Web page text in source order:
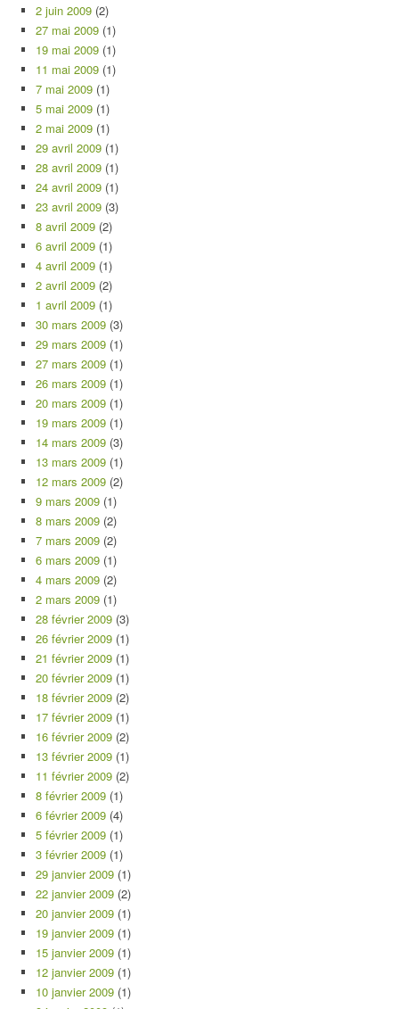
2 juin 2009 (2)
27 mai 2009 (1)
19 mai 2009 (1)
11 mai 2009 (1)
7 mai 2009 (1)
5 mai 2009 (1)
2 mai 2009 (1)
29 avril 2009 (1)
28 avril 2009 (1)
24 avril 2009 (1)
23 avril 2009 (3)
8 avril 2009 (2)
6 avril 2009 (1)
4 avril 2009 (1)
2 avril 2009 (2)
1 avril 2009 (1)
30 mars 2009 (3)
29 mars 2009 (1)
27 mars 2009 (1)
26 mars 2009 (1)
20 mars 2009 (1)
19 mars 2009 (1)
14 mars 2009 (3)
13 mars 2009 (1)
12 mars 2009 (2)
9 mars 2009 (1)
8 mars 2009 (2)
7 mars 2009 (2)
6 mars 2009 (1)
4 mars 2009 (2)
2 mars 2009 (1)
28 février 2009 (3)
26 février 2009 (1)
21 février 2009 (1)
20 février 2009 (1)
18 février 2009 (2)
17 février 2009 (1)
16 février 2009 (2)
13 février 2009 (1)
11 février 2009 (2)
8 février 2009 (1)
6 février 2009 (4)
5 février 2009 (1)
3 février 2009 (1)
29 janvier 2009 (1)
22 janvier 2009 (2)
20 janvier 2009 (1)
19 janvier 2009 (1)
15 janvier 2009 (1)
12 janvier 2009 (1)
10 janvier 2009 (1)